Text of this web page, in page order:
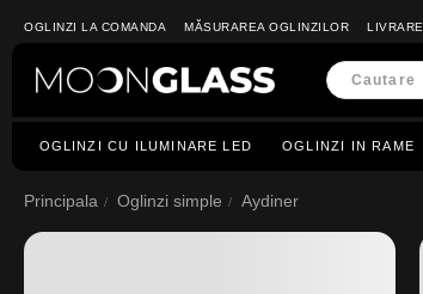
OGLINZI LA COMANDA MĂSURAREA OGLINZILOR LIVRARE
OGLINZI CU ILUMINARE LED OGLINZI IN RAME
Principala Oglinzi simple Aydiner